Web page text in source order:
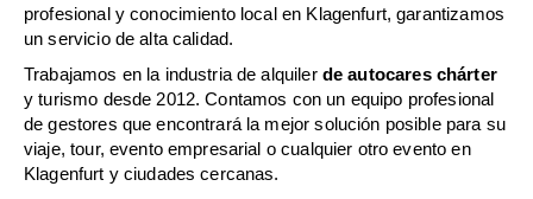
profesional y conocimiento local en Klagenfurt, garantizamos
un servicio de alta calidad.
Trabajamos en la industria de alquiler de autocares chárter
y turismo desde 2012. Contamos con un equipo profesional
de gestores que encontrará la mejor solución posible para su
viaje, tour, evento empresarial o cualquier otro evento en
Klagenfurt y ciudades cercanas.